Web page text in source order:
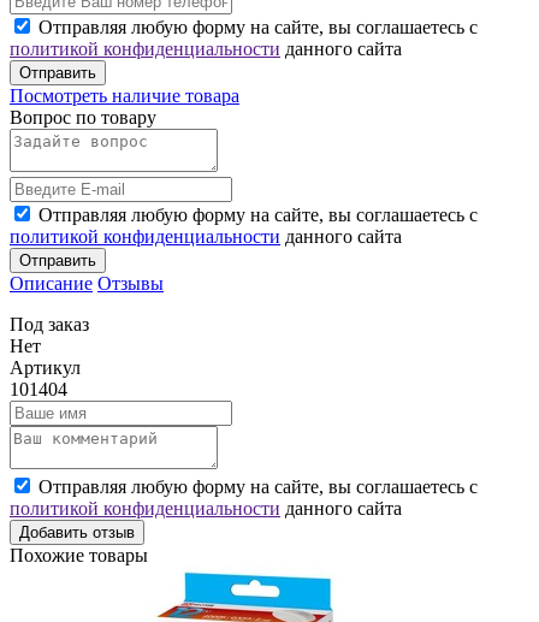
Отправляя любую форму на сайте, вы соглашаетесь с
политикой конфиденциальности данного сайта
Отправить
Посмотреть наличие товара
Вопрос по товару
Отправляя любую форму на сайте, вы соглашаетесь с
политикой конфиденциальности данного сайта
Отправить
Описание Отзывы
Под заказ
Нет
Артикул
101404
Отправляя любую форму на сайте, вы соглашаетесь с
политикой конфиденциальности данного сайта
Добавить отзыв
Похожие товары